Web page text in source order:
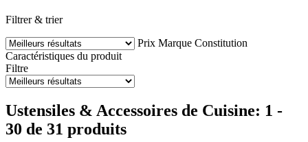
Filtrer & trier
Prix Marque Constitution
Caractéristiques du produit
Filtre
Ustensiles & Accessoires de Cuisine: 1 -
30 de 31 produits